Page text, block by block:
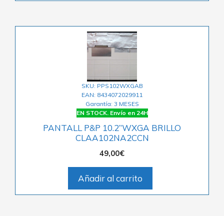
SKU: PPS102WXGAB
EAN: 8434072029911
Garantía: 3 MESES
EN STOCK. Envío en 24H
PANTALL P&P 10.2”WXGA BRILLO
CLAA102NA2CCN
49,00€
Añadir al carrito